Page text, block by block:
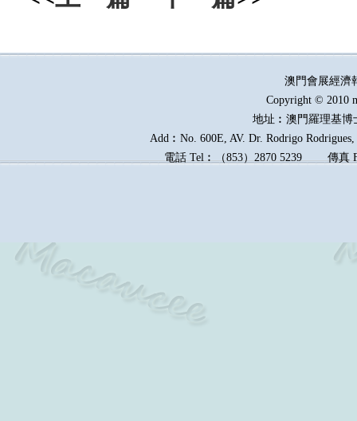
澳門會展經
Copyright © 2010
地址︰澳門羅理基博
Add︰No. 600E, AV. Dr. Rodrigo
電話 Tel︰（853）2870 5239傳真